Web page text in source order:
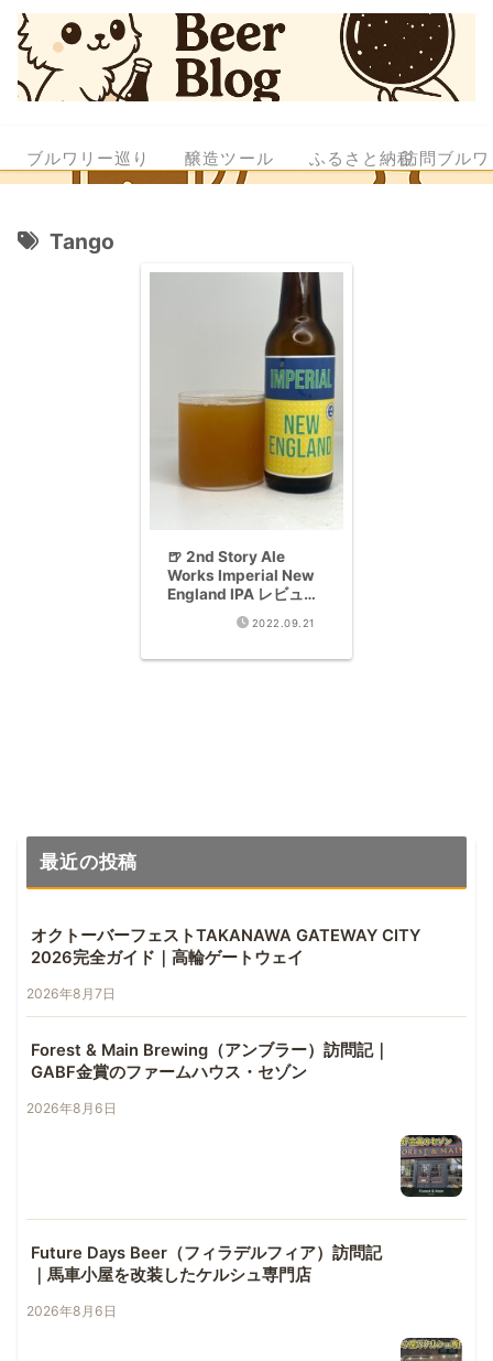
ブルワリー巡り 醸造ツール ふるさと納税訪問ブル
Tango
🍺 2nd Story Ale
Works Imperial New
England IPA レビュー
【トロピカル9%の衝
2022.09.21
最近の投稿
オクトーバーフェストTAKANAWA GATEWAY CITY
2026完全ガイド｜高輪ゲートウェイ
2026年8月7日
Forest & Main Brewing（アンブラー）訪問記｜
GABF金賞のファームハウス・セゾン
2026年8月6日
Future Days Beer（フィラデルフィア）訪問記
｜馬車小屋を改装したケルシュ専門店
2026年8月6日